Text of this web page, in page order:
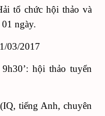
tổ chức hội thảo và
ngày.
03/2017
hội thảo tuyển
tiếng Anh, chuyên